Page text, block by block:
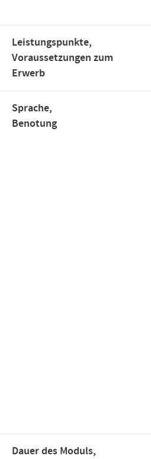
Leistungspunkte,
Voraussetzungen zum
Erwerb
Sprache,
Benotung
Dauer des Moduls,